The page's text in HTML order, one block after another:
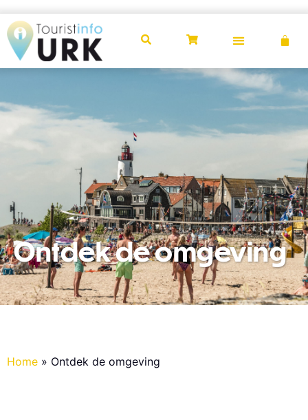
Ontdek de omgeving
Ontdek de omgeving
Home » Ontdek de omgeving